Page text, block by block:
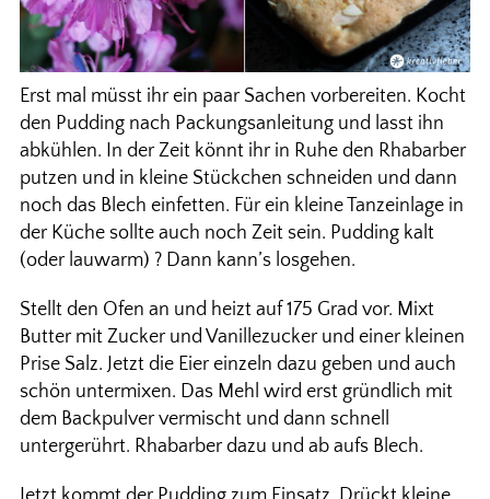
Erst mal müsst ihr ein paar Sachen vorbereiten. Kocht
den Pudding nach Packungsanleitung und lasst ihn
abkühlen. In der Zeit könnt ihr in Ruhe den Rhabarber
putzen und in kleine Stückchen schneiden und dann
noch das Blech einfetten. Für ein kleine Tanzeinlage in
der Küche sollte auch noch Zeit sein. Pudding kalt
(oder lauwarm) ? Dann kann’s losgehen.
Stellt den Ofen an und heizt auf 175 Grad vor. Mixt
Butter mit Zucker und Vanillezucker und einer kleinen
Prise Salz. Jetzt die Eier einzeln dazu geben und auch
schön untermixen. Das Mehl wird erst gründlich mit
dem Backpulver vermischt und dann schnell
untergerührt. Rhabarber dazu und ab aufs Blech.